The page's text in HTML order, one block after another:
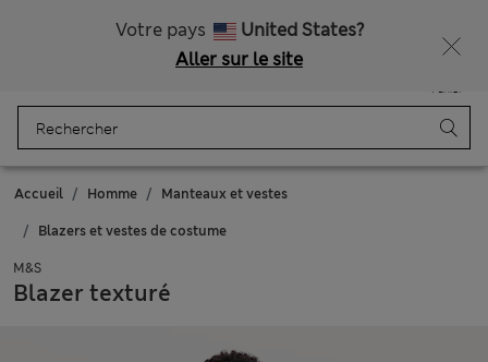
Votre pays
United States?
Aller sur le site
Panier
Accueil Homme Manteaux et vestes
Blazers et vestes de costume
M&S
Blazer texturé